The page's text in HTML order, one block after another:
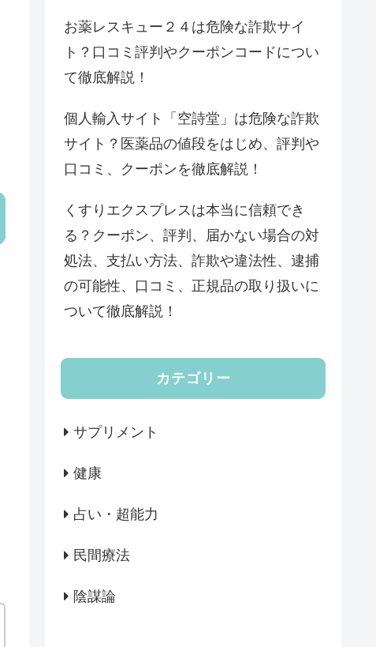
お薬レスキュー２４は危険な詐欺サイ
ト？口コミ評判やクーポンコードについ
て徹底解説！
個人輸入サイト「空詩堂」は危険な詐欺
サイト？医薬品の値段をはじめ、評判や
口コミ、クーポンを徹底解説！
くすりエクスプレスは本当に信頼でき
る？クーポン、評判、届かない場合の対
処法、支払い方法、詐欺や違法性、逮捕
の可能性、口コミ、正規品の取り扱いに
ついて徹底解説！
カテゴリー
サプリメント
健康
占い・超能力
民間療法
陰謀論